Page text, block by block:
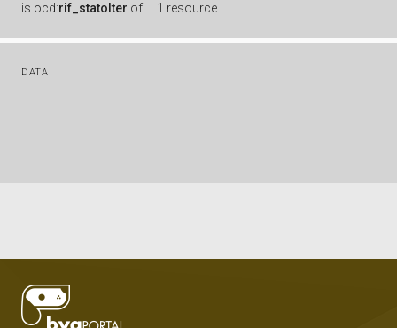
is ocd:rif_statoIter of 1 resource
DATA